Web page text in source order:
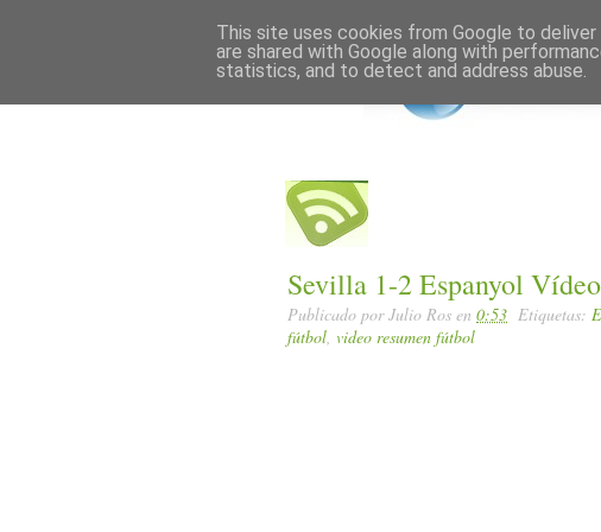
Sevilla 1-2 Espanyol
Publicado porJulio Ros en 0:53 Etiquetas:
fútbol, video resumen fútbol
This site uses cookies from Google to
are shared with Google along with
statistics, and to detect and address abuse.